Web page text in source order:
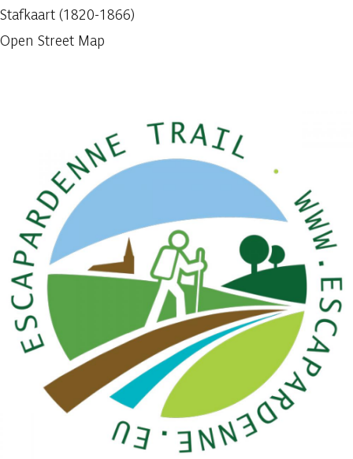
Stafkaart (1820-1866)
Open Street Map